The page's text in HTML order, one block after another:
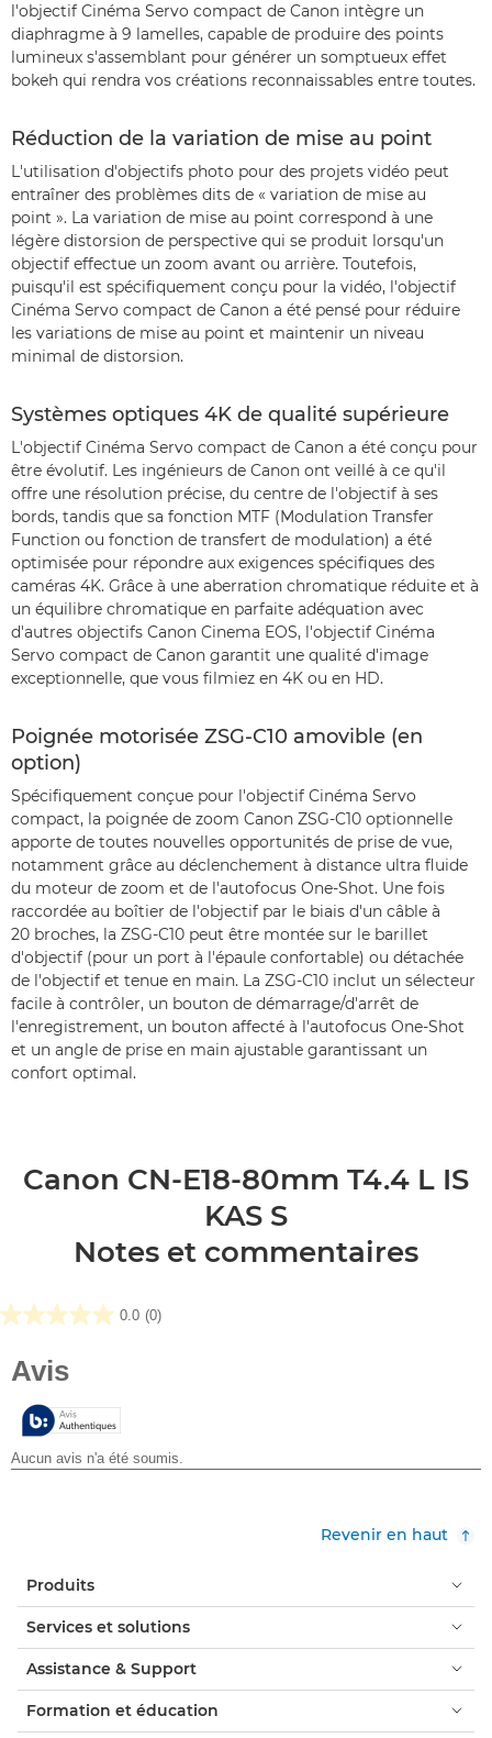
l'objectif Cinéma Servo compact de Canon intègre un
diaphragme à 9 lamelles, capable de produire des points
lumineux s'assemblant pour générer un somptueux effet
bokeh qui rendra vos créations reconnaissables entre toutes.
Réduction de la variation de mise au point
L'utilisation d'objectifs photo pour des projets vidéo peut
entraîner des problèmes dits de « variation de mise au
point ». La variation de mise au point correspond à une
légère distorsion de perspective qui se produit lorsqu'un
objectif effectue un zoom avant ou arrière. Toutefois,
puisqu'il est spécifiquement conçu pour la vidéo, l'objectif
Cinéma Servo compact de Canon a été pensé pour réduire
les variations de mise au point et maintenir un niveau
minimal de distorsion.
Systèmes optiques 4K de qualité supérieure
L'objectif Cinéma Servo compact de Canon a été conçu pour
être évolutif. Les ingénieurs de Canon ont veillé à ce qu'il
offre une résolution précise, du centre de l'objectif à ses
bords, tandis que sa fonction MTF (Modulation Transfer
Function ou fonction de transfert de modulation) a été
optimisée pour répondre aux exigences spécifiques des
caméras 4K. Grâce à une aberration chromatique réduite et à
un équilibre chromatique en parfaite adéquation avec
d'autres objectifs Canon Cinema EOS, l'objectif Cinéma
Servo compact de Canon garantit une qualité d'image
exceptionnelle, que vous filmiez en 4K ou en HD.
Poignée motorisée ZSG-C10 amovible (en
option)
Spécifiquement conçue pour l'objectif Cinéma Servo
compact, la poignée de zoom Canon ZSG-C10 optionnelle
apporte de toutes nouvelles opportunités de prise de vue,
notamment grâce au déclenchement à distance ultra fluide
du moteur de zoom et de l'autofocus One-Shot. Une fois
raccordée au boîtier de l'objectif par le biais d'un câble à
20 broches, la ZSG-C10 peut être montée sur le barillet
d'objectif (pour un port à l'épaule confortable) ou détachée
de l'objectif et tenue en main. La ZSG-C10 inclut un sélecteur
facile à contrôler, un bouton de démarrage/d'arrêt de
l'enregistrement, un bouton affecté à l'autofocus One-Shot
et un angle de prise en main ajustable garantissant un
confort optimal.
Canon CN-E18-80mm T4.4 L IS
KAS S
Notes et commentaires
0.0 (0)
0.0
Revenir en haut
Produits
Services et solutions
Assistance & Support
Formation et éducation